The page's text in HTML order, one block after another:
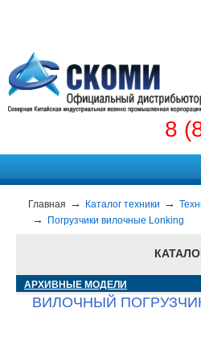
8
Главная Каталог техники
Погрузчики вилочные Lonking
АРХИВНЫЕ МОДЕЛИ
ВИЛОЧНЫЙ ПОГРУЗЧИК